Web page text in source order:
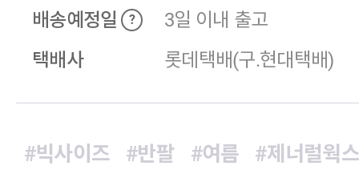
배송예정일
?
3일 이내 출고
택배사
롯데택배(구.현대택배)
#빅사이즈 #반팔 #여름 #제너럴웍스